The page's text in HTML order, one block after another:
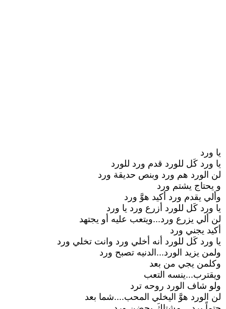
يا ورد
يا ورد كَل للورد قدم ورد للورد
لن الورد هم ورد وبنص حديقة ورد
و يحتاج يشتم ورد
وألي يقدم ورد أكيد هوَّ ورد
يا ورد كَل للورد أزرع ورد يا ورد
لن ألي يزرع ورد...ويتعب عليه أو يجتهد
أكيد يجني ورد
يا ورد كَل للورد أنه أخلي ورد وانت تخلي ورد
ولمن يزيد الورد...الدنيه تصبح ورد
وكلمن يجي من بعد
ويقترب...ينسه التعب
ولو شاف الورد روحه ترد
لن الورد هوَّ اليخلي المحب....شما بعد